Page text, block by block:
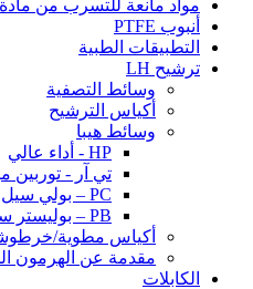
مواد مانعة للتسرب من مادة PTFE
أنبوب PTFE
التطبيقات الطبية
ترشيح LH
وسائط التصفية
أكياس الترشيح
وسائط هيبا
HP - أداء عالي
تي آر - توربين
PC – بولي سيل
PB – بوليستر سبونبوند
أكياس مطوية/
مقدمة عن الهرمون
الكابلات